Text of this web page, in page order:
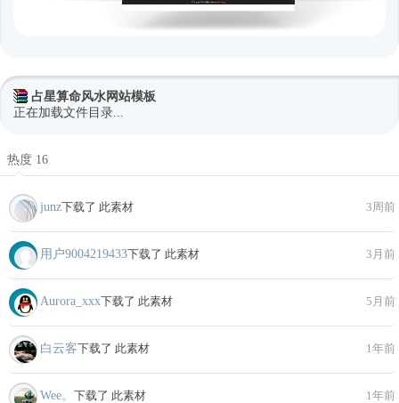
占星算命风水网站模板
正在加载文件目录...
热度 16
junz下载了 此素材 3周前
用户9004219433下载了 此素材 3月前
Aurora_xxx下载了 此素材 5月前
白云客下载了 此素材 1年前
Wee。 下载了 此素材 1年前